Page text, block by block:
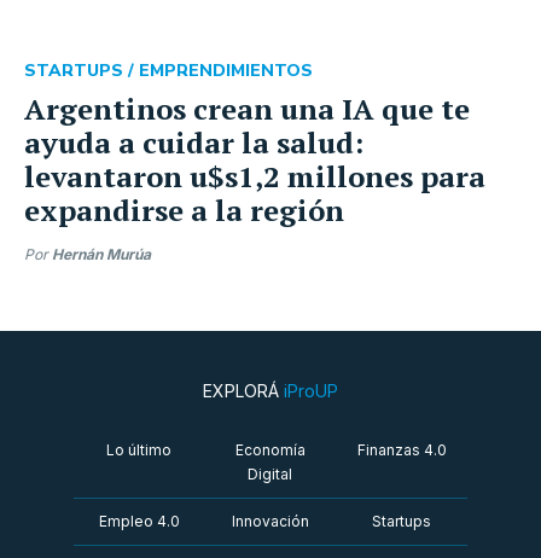
Argentinos crean una IA que te
ayuda a cuidar la salud:
levantaron u$s1,2 millones para
expandirse a la región
STARTUPS / EMPRENDIMIENTOS
Por Hernán Murúa
EXPLORÁ iProUP
Lo último
Economía
Digital
Finanzas 4.0
Empleo 4.0 Innovación Startups